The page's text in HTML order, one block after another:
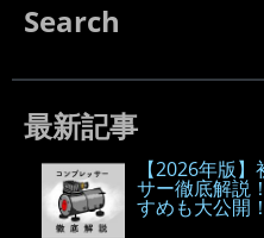
Search
最新記事
【2026年版
サー徹底解説
すめも大公開！